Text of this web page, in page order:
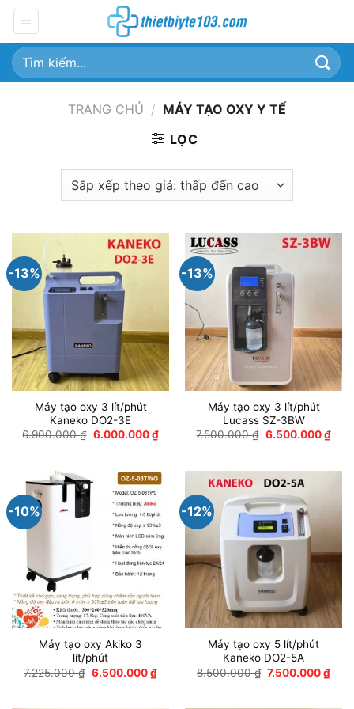
Chuyển
đến
nội
dung
Tìm
kiếm:
TRANG CHỦ / MÁY TẠO OXY Y TẾ
LỌC
-13%
Máy tạo oxy 3 lít/phút
Kaneko DO2-3E
6.900.000₫ Giá
6.000.000₫Giá
hiện
6.000.000 ₫.
-13%
Máy tạo oxy 3 lít/phút
Lucass SZ-3BW
7.500.000₫ Giá
6.500.000₫Giá
hiện
-10%
Máy tạo oxy Akiko 3
lít/phút
7.225.000₫ Giá
6.500.000₫Giá
hiện
-12%
Máy tạo oxy 5 lít/phút
Kaneko DO2-5A
8.500.000₫ Giá
7.500.000₫Giá